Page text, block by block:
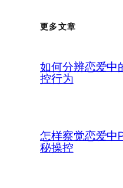
更多文章
如何分辨恋爱中
控行为
怎样察觉恋爱中
秘操控